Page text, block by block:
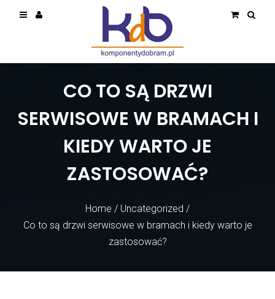
Home / Uncategorized /
Co to są drzwi serwisowe w bramach i kiedy warto je
zastosować?
CO TO SĄ DRZWI
SERWISOWE W BRAMACH I
KIEDY WARTO JE
ZASTOSOWAĆ?